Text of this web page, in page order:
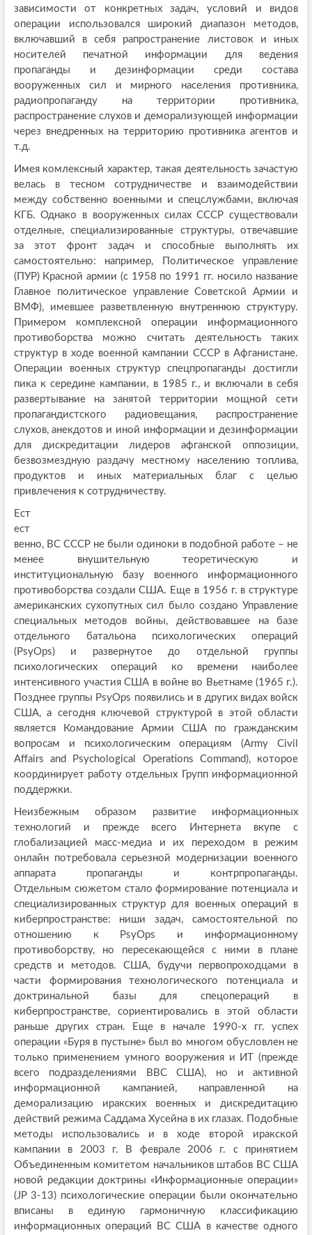
зависимости от конкретных задач, условий и видов
операции использовался широкий диапазон методов,
включавший в себя рапространение листовок и иных
носителей печатной информации для ведения
пропаганды и дезинформации среди состава
вооруженных сил и мирного населения противника,
радиопропаганду на территории противника,
распространение слухов и деморализующей информации
через внедренных на территорию противника агентов и
т.д.
Имея комлексный характер, такая деятельность зачастую
велась в тесном сотрудничестве и взаимодействии
между собственно военными и спецслужбами, включая
КГБ. Однако в вооруженных силах СССР существовали
отделные, специализированные структуры, отвечавшие
за этот фронт задач и способные выполнять их
самостоятельно: например, Политическое управление
(ПУР) Красной армии (с 1958 по 1991 гг. носило название
Главное политическое управление Советской Армии и
ВМФ), имевшее разветвленную внутреннюю структуру.
Примером комплексной операции информационного
противоборства можно считать деятельность таких
структур в ходе военной кампании СССР в Афганистане.
Операции военных структур спецпропаганды достигли
пика к середине кампании, в 1985 г., и включали в себя
развертывание на занятой территории мощной сети
пропагандистского радиовещания, распространение
слухов, анекдотов и иной информации и дезинформации
для дискредитации лидеров афганской оппозиции,
безвозмездную раздачу местному населению топлива,
продуктов и иных материальных благ с целью
привлечения к сотрудничеству.
Ест
ест
венно, ВС СССР не были одиноки в подобной работе – не
менее внушительную теоретическую и
институциональную базу военного информационного
противоборства создали США. Еще в 1956 г. в структуре
американских сухопутных сил было создано Управление
специальных методов войны, действовавшее на базе
отдельного батальона психологических операций
(PsyOps) и развернутое до отдельной группы
психологических операций ко времени наиболее
интенсивного участия США в войне во Вьетнаме (1965 г.).
Позднее группы PsyOps появились и в других видах войск
США, а сегодня ключевой структурой в этой области
является Командование Армии США по гражданским
вопросам и психологическим операциям (Army Civil
Affairs and Psychological Operations Command), которое
координирует работу отдельных Групп информационной
поддержки.
Неизбежным образом развитие информационных
технологий и прежде всего Интернета вкупе с
глобализацией масс-медиа и их переходом в режим
онлайн потребовала серьезной модернизации военного
аппарата пропаганды и контрпропаганды.
Отдельным сюжетом стало формирование потенциала и
специализированных структур для военных операций в
киберпространстве: ниши задач, самостоятельной по
отношению к PsyOps и информационному
противоборству, но пересекающейся с ними в плане
средств и методов. США, будучи первопроходцами в
части формирования технологического потенциала и
доктринальной базы для спецопераций в
киберпространстве, сориентировались в этой области
раньше других стран. Еще в начале 1990-х гг. успех
операции «Буря в пустыне» был во многом обусловлен не
только применением умного вооружения и ИТ (прежде
всего подразделениями ВВС США), но и активной
информационной кампанией, направленной на
деморализацию иракских военных и дискредитацию
действий режима Саддама Хусейна в их глазах. Подобные
методы использовались и в ходе второй иракской
кампании в 2003 г. В феврале 2006 г. с принятием
Объединенным комитетом начальников штабов ВС США
новой редакции доктрины «Информационные операции»
(JP 3-13) психологические операции были окончательно
вписаны в единую гармоничную классификацию
информационных операций ВС США в качестве одного